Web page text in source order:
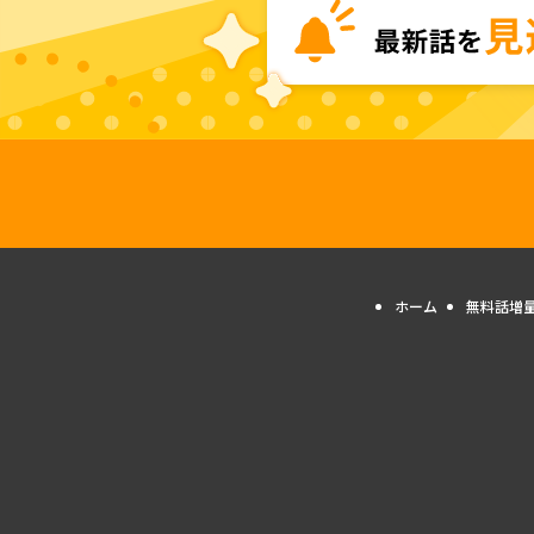
ホーム 無料話増